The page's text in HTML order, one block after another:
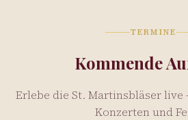
TERMINE
Kommende
Erlebe die St. Martinsbläser live
Konzerten und